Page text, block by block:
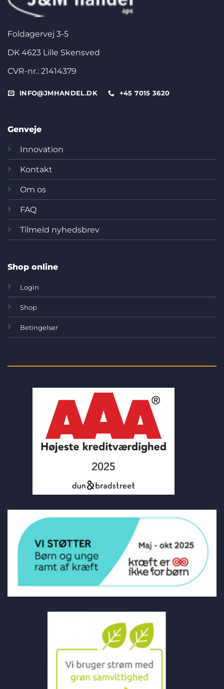
Foldagervej 3-5
DK 4623 Lille Skensved
CVR-nr.: 21414379
INFO@JMHANDEL.DK +45 7015 3620
Genveje
Innovation
Kontakt
Om os
FAQ
Tilmeld nyhedsbrev
Shop online
Login
Shop
Betingelser